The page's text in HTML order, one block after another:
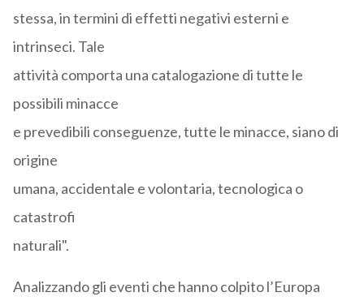
stessa, in termini di effetti negativi esterni e
intrinseci. Tale
attività comporta una catalogazione di tutte le
possibili minacce
e prevedibili conseguenze, tutte le minacce, siano di
origine
umana, accidentale e volontaria, tecnologica o
catastrofi
naturali".
Analizzando gli eventi che hanno colpito l’Europa